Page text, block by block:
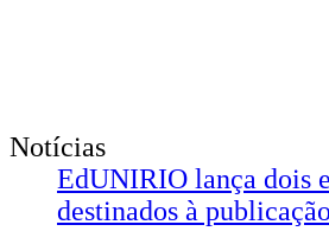
Notícias
EdUNIRIO lança dois
destinados à publicação